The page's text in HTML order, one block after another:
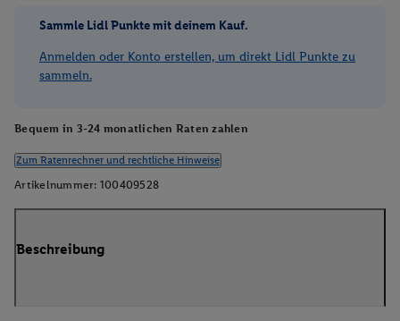
Sammle Lidl Punkte mit deinem Kauf.
Anmelden oder Konto erstellen, um direkt Lidl Punkte zu
sammeln.
Bequem in 3-24 monatlichen Raten zahlen
Zum Ratenrechner und rechtliche Hinweise
Artikelnummer: 100409528
Beschreibung